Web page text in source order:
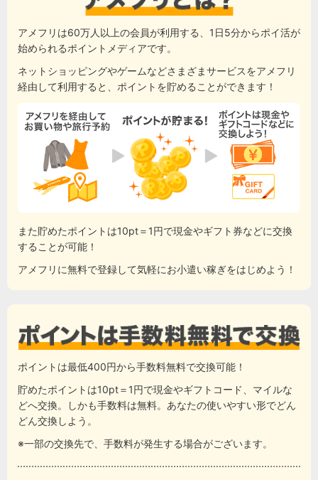
アメフリは60万人以上の会員が利用する、1日5分からポイ活が
始められるポイントメディアです。
ネットショッピングやゲームなどさまざまサービスをアメフリ
経由して利用すると、ポイントを貯めることができます！
また貯めたポイントは10pt＝1円で現金やギフト券などに交換
することが可能！
アメフリに無料で登録して気軽にお小遣い稼ぎをはじめよう！
ポイントは最低400円から手数料無料で交換可能！
貯めたポイントは10pt＝1円で現金やギフトコード、マイルな
どへ交換。しかも手数料は無料。あなたの使いやすい形でどん
どん交換しよう。
※一部の交換先で、手数料が発生する場合がございます。